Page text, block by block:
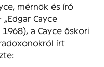
mérnök és író
Cayce
a Cayce őskori
írt